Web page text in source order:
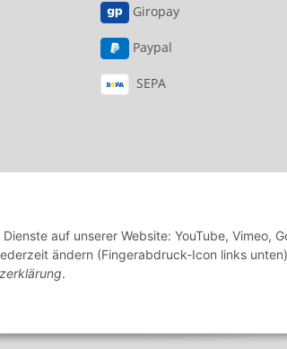
Giropay
Paypal
SEPA
auf unserer Website: YouTube, Vimeo,
ändern (Fingerabdruck-Icon links
.